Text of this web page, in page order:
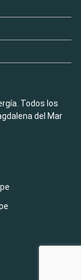
Todos los
del Mar